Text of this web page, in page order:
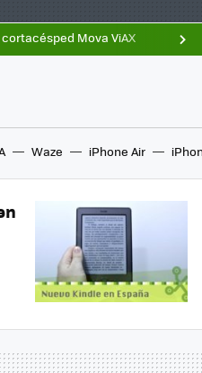
Mova ViAX
Waze iPhone Air